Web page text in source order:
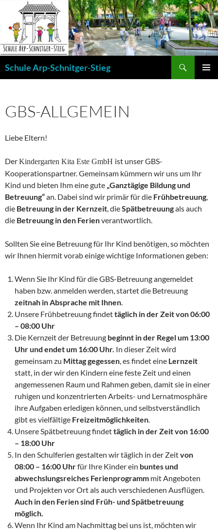
springen
Schule Arp-Schnitger-Stieg
GBS-ALLGEMEIN
Liebe Eltern!
DerKindergarten Kita Este GmbH ist unser GBS-
Kooperationspartner. Gemeinsam kümmern wir uns um Ihr
Kind und bieten Ihm eine gute „Ganztägige Bildung und
Betreuung“an. Dabei sind wir primär für die Frühbetreuung
die Betreuung in der Kernzeit , dieSpätbetreuungals auch
die Betreuung in den Ferienverantwortlich.
Sollten Sie eine Betreuung für Ihr Kind benötigen, so möchten
wir Ihnen hiermit vorab einige wichtige Informationen geben:
Wenn Sie Ihr Kind für die GBS-Betreuung angemeldet
haben bzw. anmelden werden, startet die Betreuung
zeitnah in Absprache mit Ihnen
Unsere Frühbetreuung findettäglich in der Zeit von 06:00
– 08:00 Uhr
Die Kernzeit der Betreuung beginnt in der Regel um 13:00
Uhr und endet um 16:00 Uhr. In dieser Zeit wird
gemeinsam zu Mittag gegessen , es findet eine Lernzeit
statt, in der wir den Kindern eine feste Zeit und einen
angemessenen Raum und Rahmen geben, damit sie in einer
ruhigen und konzentrierten Arbeits- und Lernatmosphäre
ihre Aufgaben erledigen können, und selbstverständlich
gibt es vielfältige Freizeitmöglichkeiten
Unsere Spätbetreuung findettäglich in der Zeit von 16:00
– 18:00 Uhr
In den Schulferien gestalten wir täglich in der Zeitvon
08:00 – 16:00 Uhrfür Ihre Kinder ein buntes und
abwechslungsreiches Ferienprogramm mit Angeboten
und Projekten vor Ort als auch verschiedenen Ausflügen.
Auch in den Ferien sind Früh- und Spätbetreuung
möglich.
Wenn Ihr Kind am Nachmittag bei uns ist, möchten wir